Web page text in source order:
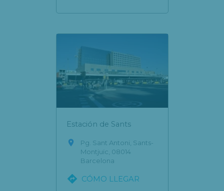
Estación de Sants

Pg. Sant Antoni, Sants-
Montjuïc, 08014
Barcelona
 CÓMO LLEGAR